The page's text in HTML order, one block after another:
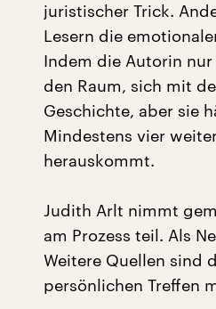
juristischer Trick.
Lesern die
Indem die Autorin
den Raum, sich mit
Geschichte, aber sie
Mindestens vier
herauskommt.
Judith Arlt nimmt
am Prozess teil. Als
Weitere Quellen sind
persönlichen Treffen